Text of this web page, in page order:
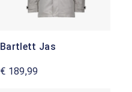
Bartlett Jas
€ 189,99